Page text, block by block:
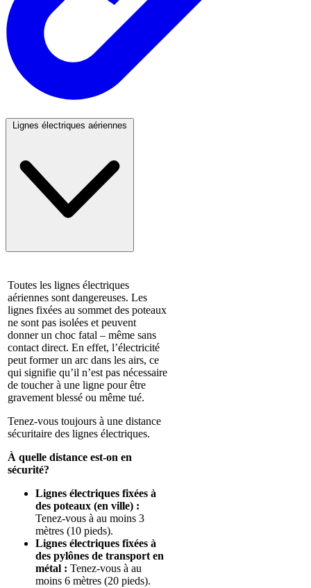
Lignes électriques aériennes
Toutes les lignes électriques
aériennes sont dangereuses. Les
lignes fixées au sommet des poteaux
ne sont pas isolées et peuvent
donner un choc fatal – même sans
contact direct. En effet, l’électricité
peut former un arc dans les airs, ce
qui signifie qu’il n’est pas nécessaire
de toucher à une ligne pour être
gravement blessé ou même tué.
Tenez-vous toujours à une distance
sécuritaire des lignes électriques.
À quelle distance est-on en
sécurité?
Lignes électriques fixées à
des poteaux (en ville) :
Tenez-vous à au moins 3
mètres (10 pieds).
Lignes électriques fixées à
des pylônes de transport en
métal : Tenez-vous à au
moins 6 mètres (20 pieds).